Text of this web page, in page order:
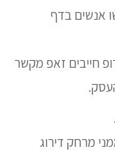
אנשים בדף
חייבים זאפ מקשר
מרחק דירוג